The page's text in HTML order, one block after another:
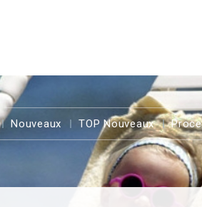
Nouveaux TOP Nouveaux